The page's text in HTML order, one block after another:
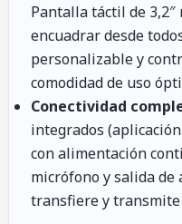
Pantalla táctil de
encuadrar desde
personalizable y
comodidad de uso
Conectividad
integrados
con alimentación
micrófono y salida de
transfiere y